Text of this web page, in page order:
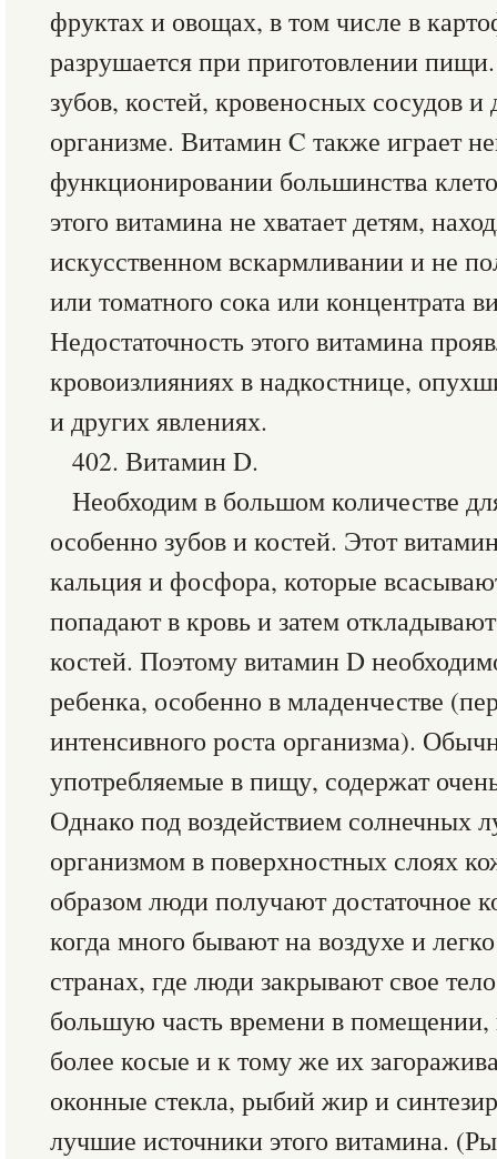
фруктах и овощах, в том числе в
разрушается при приготовлении
зубов, костей, кровеносных сосудов и
организме. Витамин C также играет
функционировании большинства
этого витамина не хватает детям,
искусственном вскармливании и не
или томатного сока или концентрата
Недостаточность этого витамина
кровоизлияниях в надкостнице,
и других явлениях.
402. Витамин D.
Необходим в большом количестве
особенно зубов и костей. Этот
кальция и фосфора, которые
попадают в кровь и затем
костей. Поэтому витамин D
ребенка, особенно в младенчестве
интенсивного роста организма).
употребляемые в пищу, содержат
Однако под воздействием солнечных
организмом в поверхностных слоях
образом люди получают достаточное
когда много бывают на воздухе и
странах, где люди закрывают свое
большую часть времени в помещении,
более косые и к тому же их
оконные стекла, рыбий жир и
лучшие источники этого витамина.